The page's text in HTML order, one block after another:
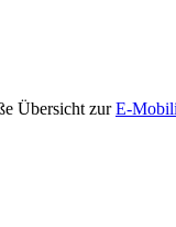
Übersicht zurE-